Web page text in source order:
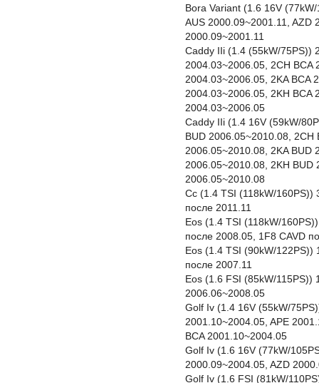
Bora Variant (1.6 16V
AUS 2000.09~2001.11, AZD
2000.09~2001.11
Caddy IIi (1.4 (55kW/75PS))
2004.03~2006.05, 2CH BCA
2004.03~2006.05, 2KA BCA
2004.03~2006.05, 2KH BCA
2004.03~2006.05
Caddy IIi (1.4 16V (59kW/
BUD 2006.05~2010.08, 2CH
2006.05~2010.08, 2KA BUD
2006.05~2010.08, 2KH BUD
2006.05~2010.08
Cc (1.4 TSI (118kW/160PS))
после 2011.11
Eos (1.4 TSI (118kW/
после 2008.05, 1F8 CAVD
Eos (1.4 TSI (90kW/122PS))
после 2007.11
Eos (1.6 FSI (85kW/115PS))
2006.06~2008.05
Golf Iv (1.4 16V (55kW/
2001.10~2004.05, APE
BCA 2001.10~2004.05
Golf Iv (1.6 16V (77kW/
2000.09~2004.05, AZD
Golf Iv (1.6 FSI (81kW/